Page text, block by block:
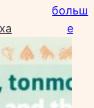
больш
е